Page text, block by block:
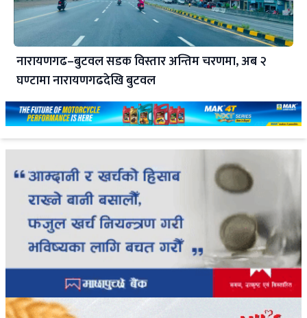
नारायणगढ–बुटवल सडक विस्तार अन्तिम चरणमा, अब २
घण्टामा नारायणगढदेखि बुटवल